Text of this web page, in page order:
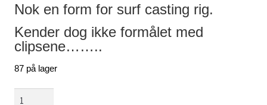
9,00 kr..4,00 kr..
Nok en form for surf casting rig.
Kender dog ikke formålet med
clipsene……..
87 på lager